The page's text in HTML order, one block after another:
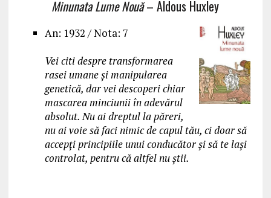
Minunata Lume Nouă– Aldous Huxley
An: 1932 / Nota: 7
Vei citi despre transformarea
rasei umane și manipularea
genetică, dar vei descoperi chiar
mascarea minciunii în adevărul
absolut. Nu ai dreptul la păreri,
nu ai voie să faci nimic de capul tău, ci doar să
accepți principiile unui conducător și să te lași
controlat, pentru că altfel nu știi.